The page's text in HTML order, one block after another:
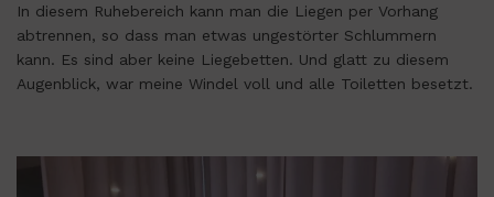
In diesem Ruhebereich kann man die Liegen per Vorhang
abtrennen, so dass man etwas ungestörter Schlummern
kann. Es sind aber keine Liegebetten. Und glatt zu diesem
Augenblick, war meine Windel voll und alle Toiletten besetzt.